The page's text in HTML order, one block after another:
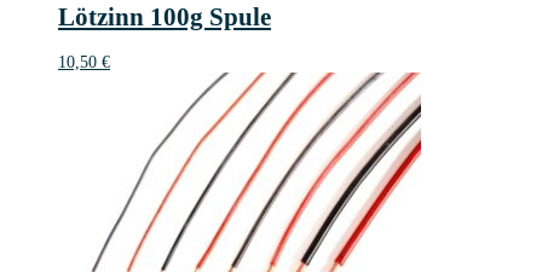
Lötzinn 100g Spule
10,50 €